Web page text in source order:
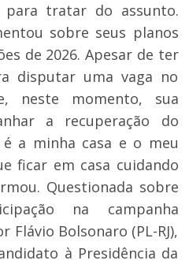
para tratar do assunto.
sobre seus planos
de 2026. Apesar de ter
disputar uma vaga no
neste momento, sua
a recuperação do
a minha casa e o meu
ficar em casa cuidando
Questionada sobre
na campanha
Flávio Bolsonaro (PL-RJ),
à Presidência da